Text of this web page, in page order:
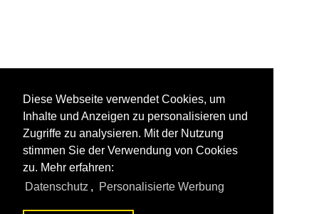
Diese Webseite verwendet Cookies, um
Inhalte und Anzeigen zu personalisieren und
Zugriffe zu analysieren. Mit der Nutzung
stimmen Sie der Verwendung von Cookies
zu. Mehr erfahren:
Datenschutz , Personalisierte Werbung